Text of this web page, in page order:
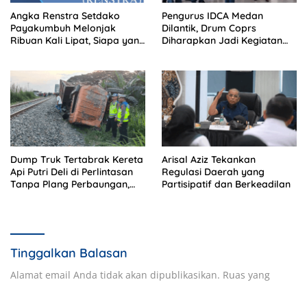
Angka Renstra Setdako
Payakumbuh Melonjak
Ribuan Kali Lipat, Siapa yang
Pengurus IDCA Medan
Dilantik, Drum Coprs
Diharapkan Jadi Kegiatan
Dump Truk Tertabrak Kereta
Api Putri Deli di Perlintasan
Tanpa Plang Perbaungan,
Arisal Aziz Tekankan
Regulasi Daerah yang
Partisipatif dan Berkeadilan
Tinggalkan Balasan
Alamat email Anda tidak akan dipublikasikan. Ruas yang